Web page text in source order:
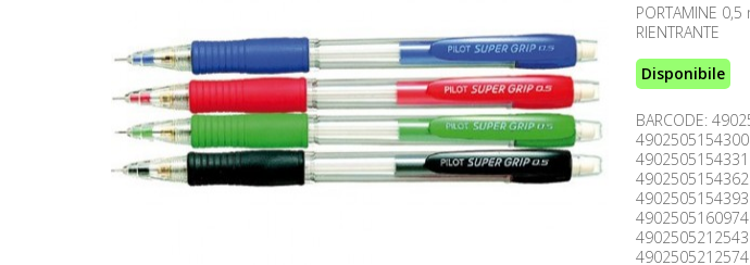
PORTAMINE 0,5
RIENTRANTE
Disponibile
BARCODE: